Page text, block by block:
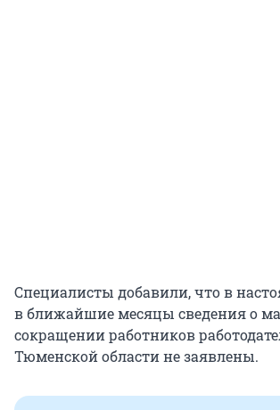
Специалисты добавили, что в
в ближайшие месяцы сведения о
сокращении работников
Тюменской области не заявлены.